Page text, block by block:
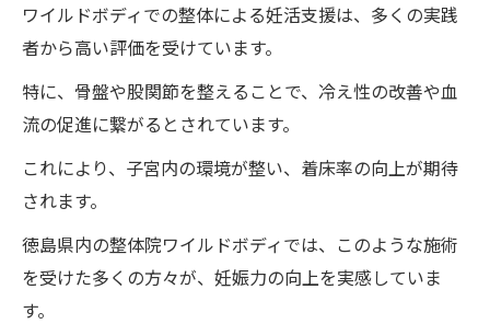
妊娠しやすい体作りを目指す整体院ワイル
ドボディの施術
子宮の冷えを整体院ワイルドボディの施術で解
消しホルモンバランスを整える妊活術
ホルモンバランスを整える整体院ワイルド
子宮冷え改善に整体院ワイルドボディの施
術が役立つ理由
ワイルドボディでの整体による妊活支援は、多くの実践
者から高い評価を受けています。
特に、骨盤や股関節を整えることで、冷え性の改善や血
流の促進に繋がるとされています。
これにより、子宮内の環境が整い、着床率の向上が期待
されます。
徳島県内の整体院ワイルドボディでは、このような施術
を受けた多くの方々が、妊娠力の向上を実感していま
す。